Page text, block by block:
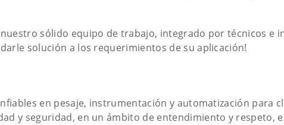
sólido equipo de trabajo, integrado por técnicos e
solución a los requerimientos de su aplicación!
en pesaje, instrumentación y automatización para
y seguridad, en un ámbito de entendimiento y respeto,